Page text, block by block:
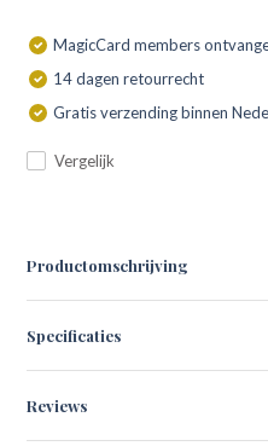
MagicCard members
14 dagen retourrecht
Gratis verzending binnen
Vergelijk
Productomschrijving
Specificaties
Reviews